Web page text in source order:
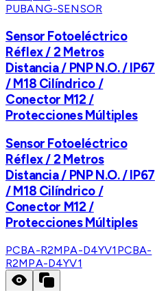
PUBANG-SENSOR
Sensor Fotoeléctrico
Réflex / 2 Metros
Distancia / PNP N.O. / IP67
/ M18 Cilíndrico /
Conector M12 /
Protecciones Múltiples
Sensor Fotoeléctrico
Réflex / 2 Metros
Distancia / PNP N.O. / IP67
/ M18 Cilíndrico /
Conector M12 /
Protecciones Múltiples
PCBA-R2MPA-D4YV1 PCBA-
R2MPA-D4YV1